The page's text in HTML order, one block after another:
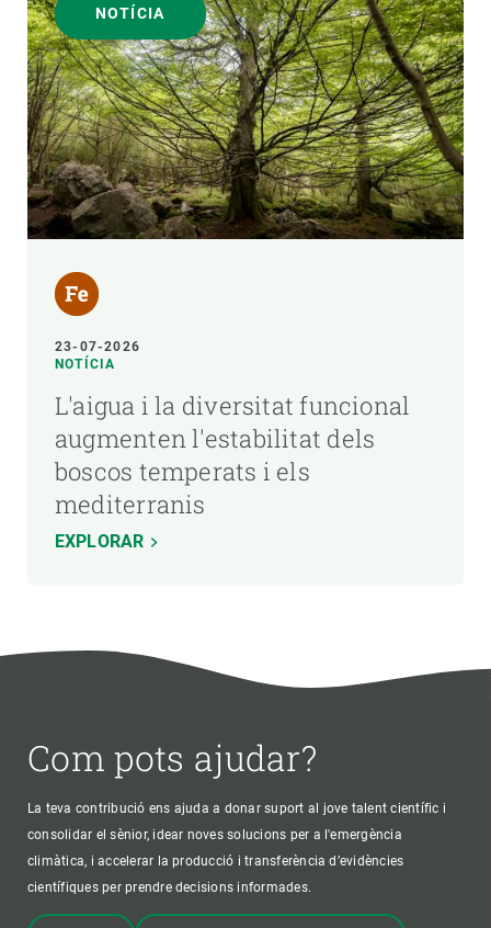
NOTÍCIA
23-07-2026
NOTÍCIA
L'aigua i la diversitat funcional
augmenten l'estabilitat dels
boscos temperats i els
mediterranis
EXPLORAR
Com pots ajudar?
La teva contribució ens ajuda a donar suport al jove talent científic i
consolidar el sènior, idear noves solucions per a l'emergència
climàtica, i accelerar la producció i transferència d’evidències
científiques per prendre decisions informades.